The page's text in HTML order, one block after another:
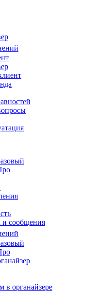
и сообщения
в органайзере